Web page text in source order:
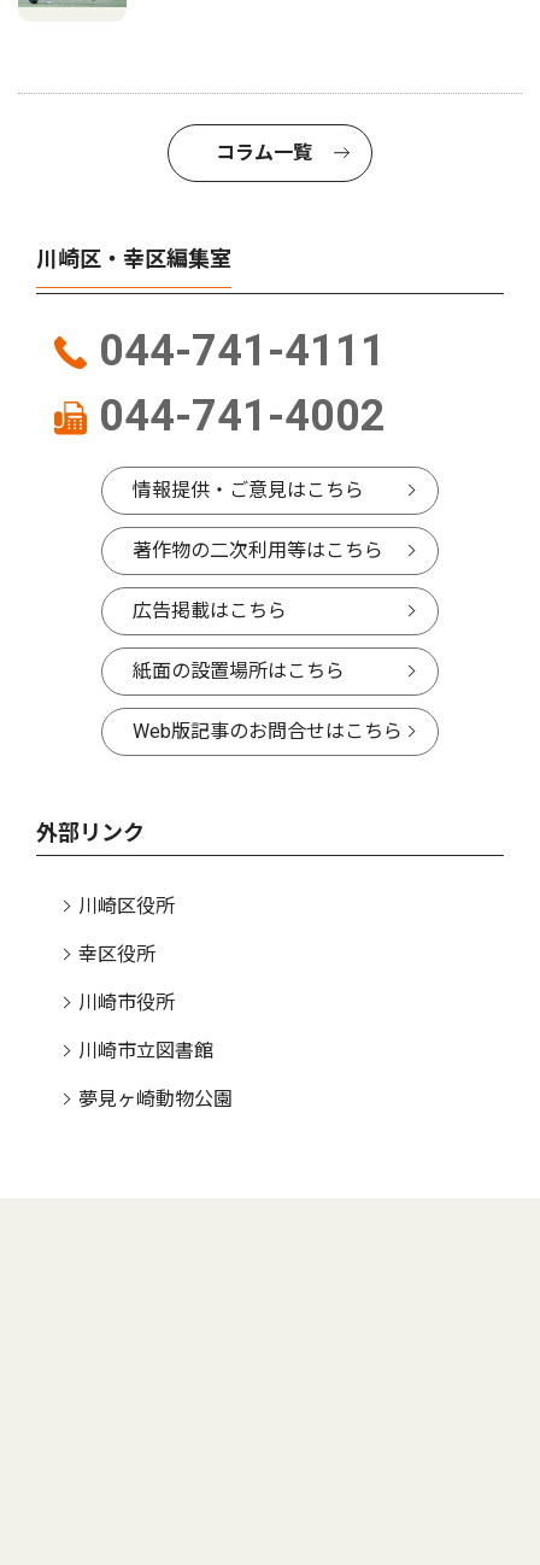
コラム一覧
川崎区・幸区編集室
044-741-4111
044-741-4002
情報提供・ご意見はこちら
著作物の二次利用等はこちら
広告掲載はこちら
紙面の設置場所はこちら
Web版記事のお問合せはこちら
外部リンク
川崎区役所
幸区役所
川崎市役所
川崎市立図書館
夢見ヶ崎動物公園